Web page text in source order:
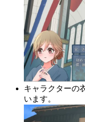
キャラクターの
います。